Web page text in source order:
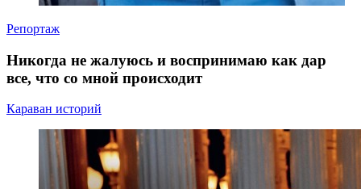
Репортаж
Никогда не жалуюсь и воспринимаю как дар
все, что со мной происходит
Караван историй